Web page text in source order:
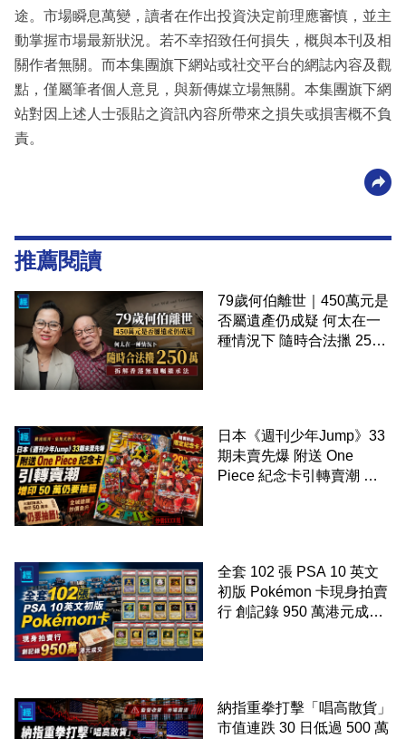
途。市場瞬息萬變，讀者在作出投資決定前理應審慎，並主
動掌握市場最新狀況。若不幸招致任何損失，概與本刊及相
關作者無關。而本集團旗下網站或社交平台的網誌內容及觀
點，僅屬筆者個人意見，與新傳媒立場無關。本集團旗下網
站對因上述人士張貼之資訊內容所帶來之損失或損害概不負
責。
推薦閱讀
79歲何伯離世｜450萬元是
否屬遺產仍成疑 何太在一
種情況下 隨時合法擸 250
日本《週刊少年Jump》33
期未賣先爆 附送 One
Piece 紀念卡引轉賣潮 增
全套 102 張 PSA 10 英文
初版 Pokémon 卡現身拍賣
行 創記錄 950 萬港元成交
納指重拳打擊「唱高散貨」
市值連跌 30 日低過 500 萬